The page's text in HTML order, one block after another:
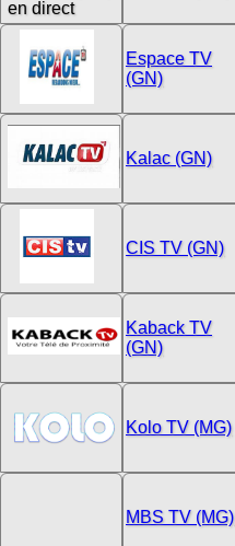
Espace TV
(GN)
Kalac (GN)
CIS TV (GN)
Kaback TV
(GN)
Kolo TV (MG)
MBS TV (MG)